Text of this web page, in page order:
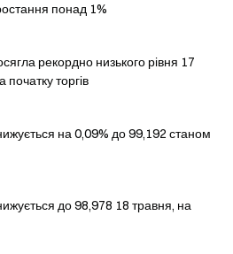
понад 1%
рекордно низького рівня 17
торгів
на 0,09% до 99,192 станом
до 98,978 18 травня, на